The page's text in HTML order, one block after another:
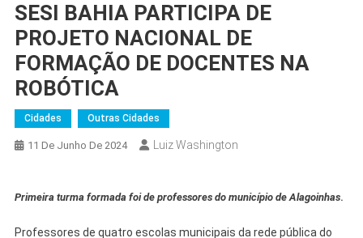
SESI BAHIA PARTICIPA DE
PROJETO NACIONAL DE
FORMAÇÃO DE DOCENTES NA
ROBÓTICA
Cidades Outras Cidades
11 De Junho De 2024 Luiz Washington
Primeira turma formada foi de professores do município de Alagoinhas.
Professores de quatro escolas municipais da rede pública do